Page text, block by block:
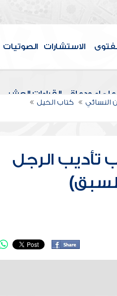
الاستشارات الصوتيات
علماء ودعاة القراءات العشر
النسائي
كتاب الخيل
تأديب الرجل